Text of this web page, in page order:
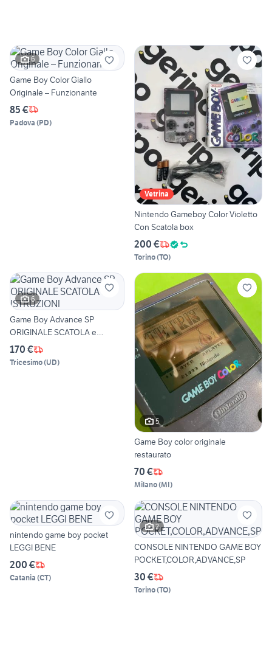
6
Game Boy Color Giallo
Originale – Funzionante
85 €
Padova (PD)
Vetrina
Nintendo Gameboy Color Violetto
Con Scatola box
200 €
Torino(TO)
6
Game Boy Advance SP
ORIGINALE SCATOLA e
ISTRUZIONI
170 €
Tricesimo(UD)
5
Game Boy color originale
restaurato
70 €
Milano(MI)
nintendo game boy pocket
LEGGI BENE
200 €
Catania (CT)
2
CONSOLE NINTENDO GAME BOY
POCKET,COLOR,ADVANCE,SP
30 €
Torino(TO)